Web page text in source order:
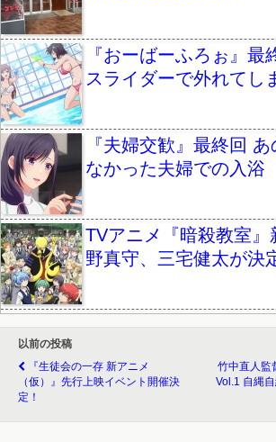
『おーばーふろぉ』最
スライダーで外れてし
『夫婦交歓』最終回
なかった夫婦での入浴
TVアニメ『暗殺教室』
野真守、三宅健太が決
以前の投稿
『生徒会の一存 新アニメ
（仮）』先行上映イベント開催決
定！
竹中直人監
Vol.1 自縄